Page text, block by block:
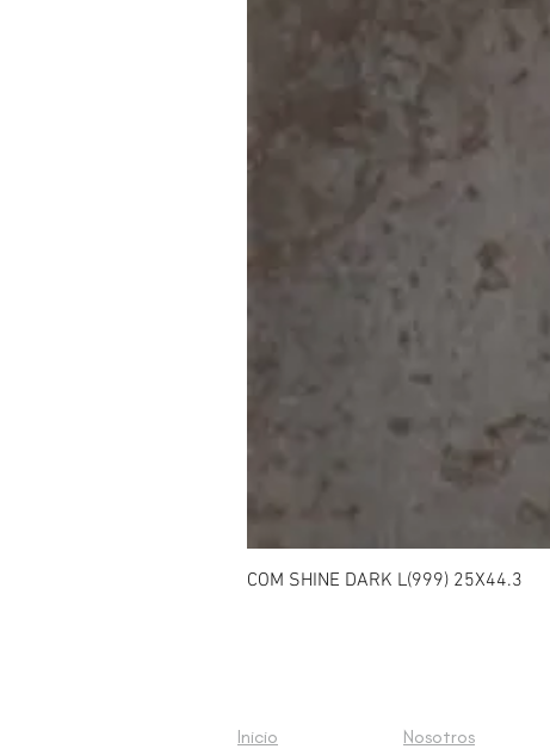
COM SHINE DARK L(999) 25X44.3
Inicio
Nosotros